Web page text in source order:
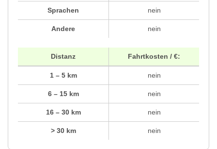
Sprachen
Andere
nein
nein
Distanz
1 – 5 km
6 – 15 km
16 – 30 km
> 30 km
Fahrtkosten / €:
nein
nein
nein
nein